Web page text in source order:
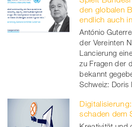
den globalen
endlich auch
António
der Vereinten
Lancierung
zu Fragen der
bekannt
Schweiz: Doris
schaden dem